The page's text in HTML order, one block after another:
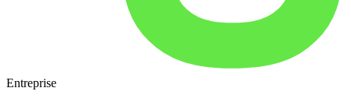
Entreprise